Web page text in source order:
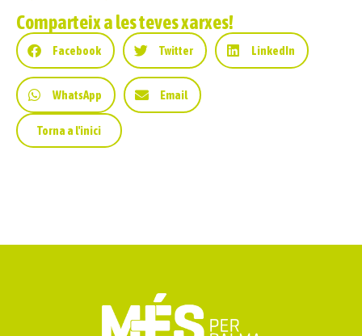
Comparteix a les teves xarxes!
Facebook Twitter LinkedIn
WhatsApp Email
Torna a l'inici